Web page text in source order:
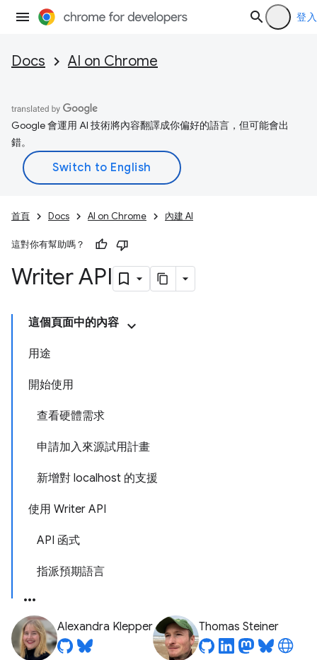
登入
Docs AI on Chrome
Google 會運用 AI 技術將內容翻譯成你偏好的語言，但可能會出
錯。
首頁 Docs AI on Chrome 內建 AI
這對你有幫助嗎？
Writer API
這個頁面中的內容
用途
開始使用
查看硬體需求
申請加入來源試用計畫
新增對 localhost 的支援
使用 Writer API
API 函式
指派預期語言
Alexandra Klepper Thomas Steiner